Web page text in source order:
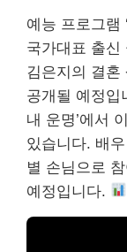
예능 프로그램
국가대표 출신
김은지의 결혼
공개될 예정입
내 운명’에서
있습니다. 배
별 손님으로
예정입니다.